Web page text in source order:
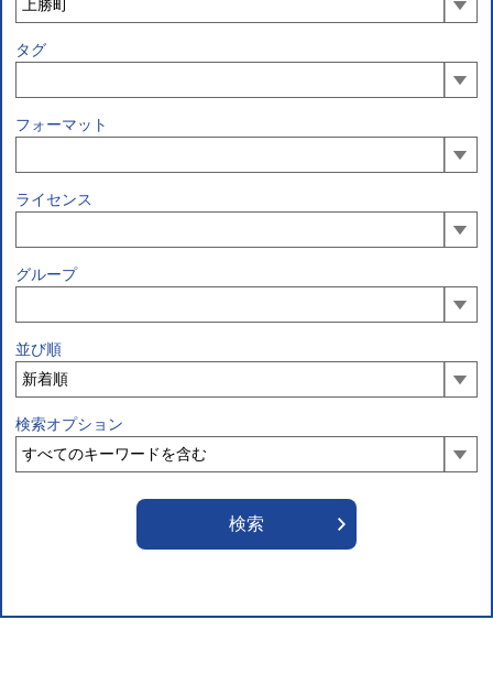
タグ
フォーマット
ライセンス
グループ
並び順
検索オプション